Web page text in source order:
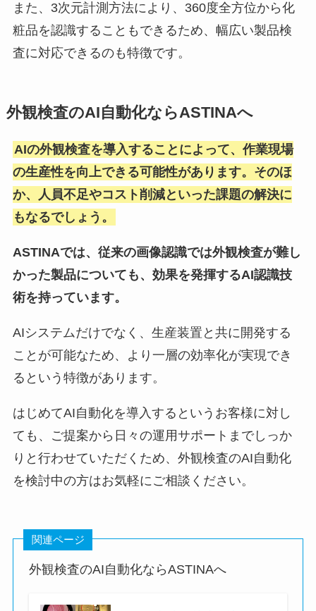
また、3次元計測方法により、360度全方位から化
粧品を認識することもできるため、幅広い製品検
査に対応できるのも特徴です。
外観検査のAI自動化ならASTINAへ
AIの外観検査を導入することによって、作業現場
の生産性を向上できる可能性があります。そのほ
か、人員不足やコスト削減といった課題の解決に
もなるでしょう。
ASTINAでは、従来の画像認識では外観検査が難し
かった製品についても、効果を発揮するAI認識技
術を持っています。
AIシステムだけでなく、生産装置と共に開発する
ことが可能なため、より一層の効率化が実現でき
るという特徴があります。
はじめてAI自動化を導入するというお客様に対し
ても、ご提案から日々の運用サポートまでしっか
りと行わせていただくため、外観検査のAI自動化
を検討中の方はお気軽にご相談ください。
関連ページ
外観検査のAI自動化ならASTINAへ